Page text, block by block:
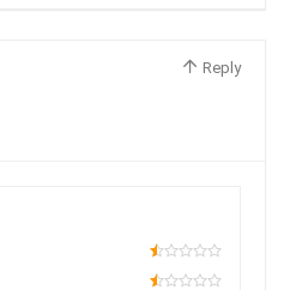
Reply
10